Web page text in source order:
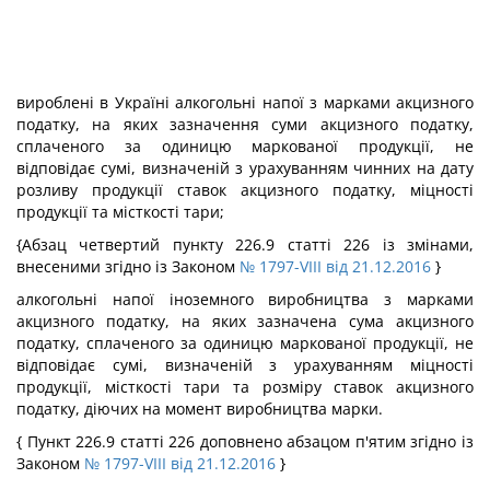
вироблені в Україні алкогольні напої з марками акцизного
податку, на яких зазначення суми акцизного податку,
сплаченого за одиницю маркованої продукції, не
відповідає сумі, визначеній з урахуванням чинних на дату
розливу продукції ставок акцизного податку, міцності
продукції та місткості тари;
{Абзац четвертий пункту 226.9 статті 226 із змінами,
внесеними згідно із Законом № 1797-VIII від 21.12.2016 }
алкогольні напої іноземного виробництва з марками
акцизного податку, на яких зазначена сума акцизного
податку, сплаченого за одиницю маркованої продукції, не
відповідає сумі, визначеній з урахуванням міцності
продукції, місткості тари та розміру ставок акцизного
податку, діючих на момент виробництва марки.
{ Пункт 226.9 статті 226 доповнено абзацом п'ятим згідно із
Законом № 1797-VIII від 21.12.2016 }